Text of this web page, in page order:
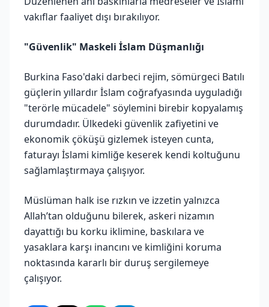
vakıflar faaliyet dışı bırakılıyor.
"Güvenlik" Maskeli İslam Düşmanlığı
Burkina Faso'daki darbeci rejim, sömürgeci Batılı
güçlerin yıllardır İslam coğrafyasında uyguladığı
"terörle mücadele" söylemini birebir kopyalamış
durumdadır. Ülkedeki güvenlik zafiyetini ve
ekonomik çöküşü gizlemek isteyen cunta,
faturayı İslami kimliğe keserek kendi koltuğunu
sağlamlaştırmaya çalışıyor.
Müslüman halk ise rızkın ve izzetin yalnızca
Allah’tan olduğunu bilerek, askeri nizamın
dayattığı bu korku iklimine, baskılara ve
yasaklara karşı inancını ve kimliğini koruma
noktasında kararlı bir duruş sergilemeye
çalışıyor.